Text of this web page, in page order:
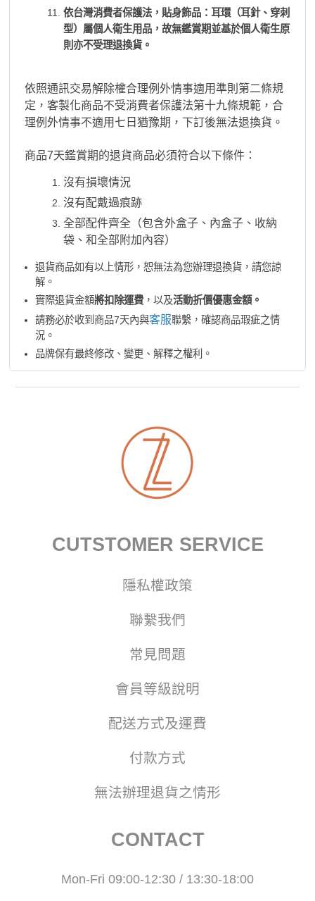
依台灣消費者保護法，貼身飾品：耳環（耳針、穿刺
型）屬個人衛生用品，故無鑑賞期並基於個人衛生原
則亦不受理退換貨。
依照通訊交易解除權合理例外情事適用準則第二條規
定，客製化商品不受消費者保護法第十九條規範，合
理例外情事不適用七日猶豫期，下訂後無法退換貨。
商品7天鑑賞期的退貨商品必須符合以下條件：
沒有損壞情況
沒有配戴過痕跡
全部配件齊全（包含外盒子、內盒子、收納
袋、和全部附加內容）
退貨商品如有以上情形，恕無法為您辦理退換貨，請您諒
解。
實際退貨金額將扣除運費，以及活動折價優惠金額。
請務必於收到商品7天內與客服聯繫，確認商品瑕疵之情
況。
品牌保有最終修改、變更、解釋之權利。
CUTSTOMER SERVICE
隱私權政策
聯繫我們
常見問題
會員等級說明
配送方式及運費
付款方式
無法辦理退貨之情形
CONTACT
Mon-Fri 09:00-12:30 / 13:30-18:00